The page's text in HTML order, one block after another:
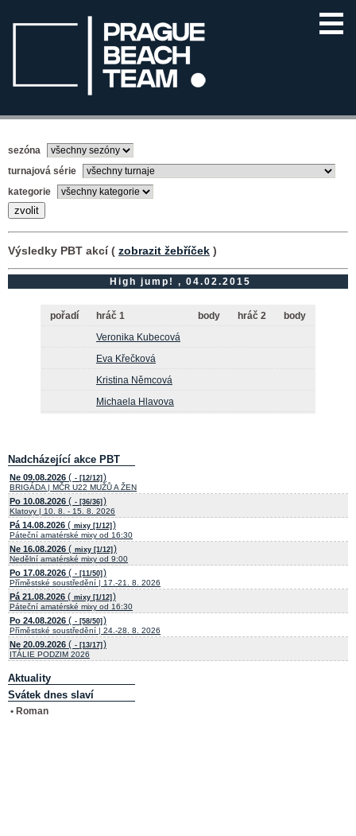
sezóna
turnajová série
kategorie
Výsledky PBT akcí ( zobrazit žebříček )
High jump! , 04.02.2015
pořadí hráč 1 body hráč 2
body
Veronika Kubecová
Eva Křečková
Kristina Němcová
Michaela Hlavova
Nadcházející akce PBT
Ne 09.08.2026 ( - [12/12] )
BRIGÁDA | MČR U22 MUŽŮ A ŽEN
Po 10.08.2026 ( - [36/36] )
Klatovy | 10. 8. - 15. 8. 2026
Pá 14.08.2026 ( mixy [1/12] )
Páteční amatérské mixy od 16:30
Ne 16.08.2026 ( mixy [1/12] )
Nedělní amatérské mixy od 9:00
Po 17.08.2026 ( - [11/50] )
Příměstské soustředění | 17.-21. 8. 2026
Pá 21.08.2026 ( mixy [1/12] )
Páteční amatérské mixy od 16:30
Po 24.08.2026 ( - [58/50] )
Příměstské soustředění | 24.-28. 8. 2026
Ne 20.09.2026 ( - [13/17] )
ITÁLIE PODZIM 2026
Aktuality
Svátek dnes slaví
• Roman